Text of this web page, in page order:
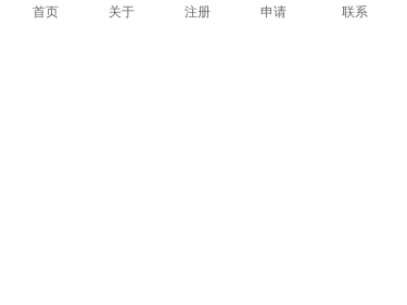
首页 关于 联系
注册 申请